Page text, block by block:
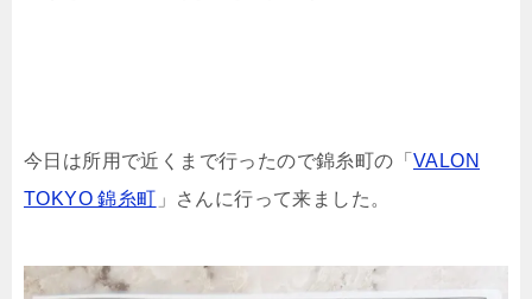
今日は所用で近くまで行ったので錦糸町の「 VALON
TOKYO 錦糸町 」さんに行って来ました。